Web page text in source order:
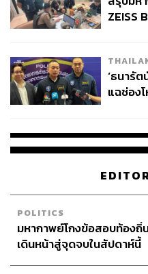
มากกว่า 10 ขั้นตอนเพื่อขยับ
ช่วงตัว
ความสวยงามที่ได้เห็น ไม่มี
รัก ถ้าดูในสมุดบันทึกของเข
เต็มไปด้วยตัวเลขและเทคนิค
พิชิตยอดเขาที่มีความตายอ้า
ถึงแม้จะไม่จดความรู้สึกลง
ที่ไร้หัวใจ ในทางตรงกันข้า
ความรู้สึกของตัวเองมากที่
ZEISS
จ่ายหนี้-
‘ธนารัต
แฉช่อง
POLITICS
มหากาพย์โกงข้อสอบท้องถิ่
เดินหน้าสู่จุดจบในสัปดาห์นี้